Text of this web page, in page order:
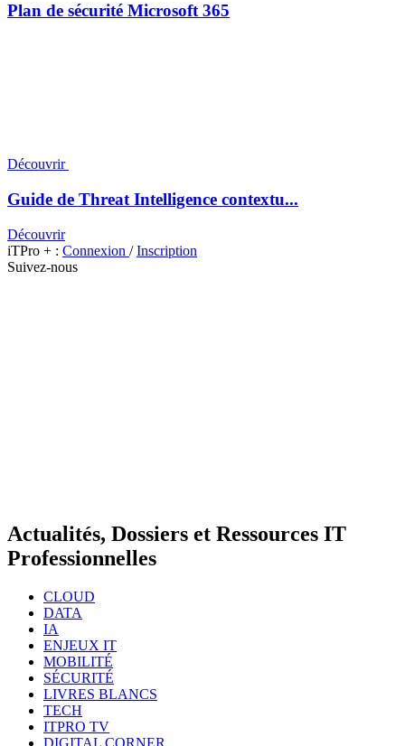
Plan de sécurité Microsoft 365
Découvrir
Guide de Threat Intelligence contextu...
Découvrir
iTPro + : Connexion /Inscription
Suivez-nous
Actualités, Dossiers et Ressources IT
Professionnelles
CLOUD
DATA
IA
ENJEUX IT
MOBILITÉ
SÉCURITÉ
LIVRES BLANCS
TECH
ITPRO TV